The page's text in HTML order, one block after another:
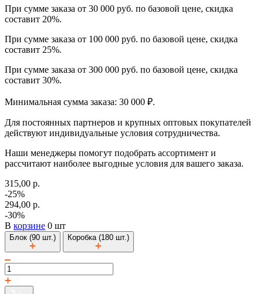
При сумме заказа от 30 000 руб. по базовой цене, скидка
составит 20%.
При сумме заказа от 100 000 руб. по базовой цене, скидка
составит 25%.
При сумме заказа от 300 000 руб. по базовой цене, скидка
составит 30%.
Минимальная сумма заказа: 30 000 ₽.
Для постоянных партнеров и крупных оптовых покупателей
действуют индивидуальные условия сотрудничества.
Наши менеджеры помогут подобрать ассортимент и
рассчитают наиболее выгодные условия для вашего заказа.
315,00 р.
-25%
294,00 р.
-30%
В корзине 0 шт
Блок (90 шт.) Коробка (180 шт.)